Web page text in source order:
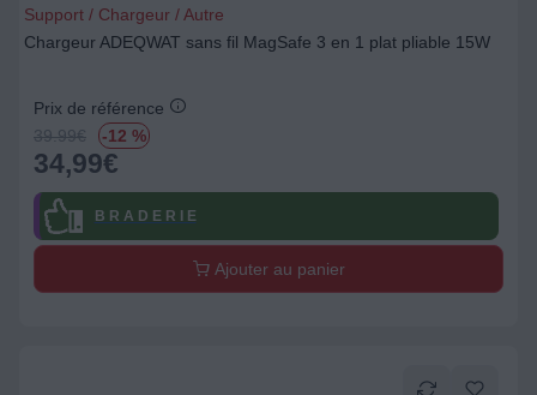
Support / Chargeur / Autre
Chargeur ADEQWAT sans fil MagSafe 3 en 1 plat pliable 15W
Prix de référence
39.99€ -12 %
34,99€
B R A D E R I E
Ajouter au panier